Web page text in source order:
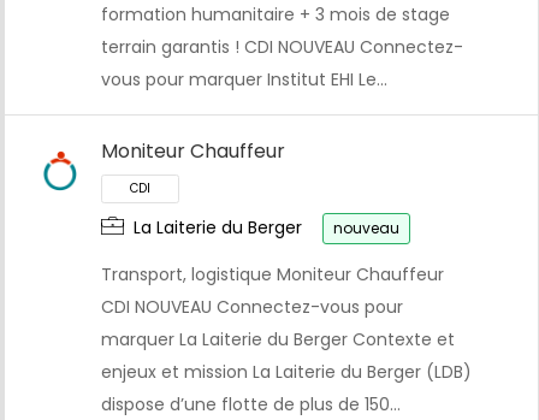
formation humanitaire + 3 mois de stage
terrain garantis ! CDI NOUVEAU Connectez-
vous pour marquer Institut EHI Le…
Moniteur Chauffeur
La Laiterie du Berger nouveau
Transport, logistique Moniteur Chauffeur
CDI NOUVEAU Connectez-vous pour
marquer La Laiterie du Berger Contexte et
enjeux et mission La Laiterie du Berger (LDB)
dispose d’une flotte de plus de 150…